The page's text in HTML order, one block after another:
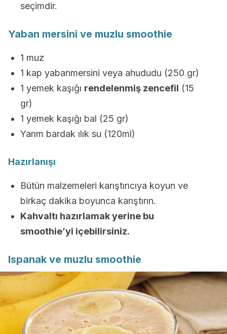
seçimdir.
Yaban mersini ve muzlu smoothie
1 muz
1 kap yabanmersini veya ahududu (250 gr)
1 yemek kaşığı rendelenmiş zencefil (15
gr)
1 yemek kaşığı bal (25 gr)
Yarım bardak ılık su (120ml)
Hazırlanışı
Bütün malzemeleri karıştırıcıya koyun ve
birkaç dakika boyunca karıştırın.
Kahvaltı hazırlamak yerine bu
smoothie’yi içebilirsiniz.
Ispanak ve muzlu smoothie